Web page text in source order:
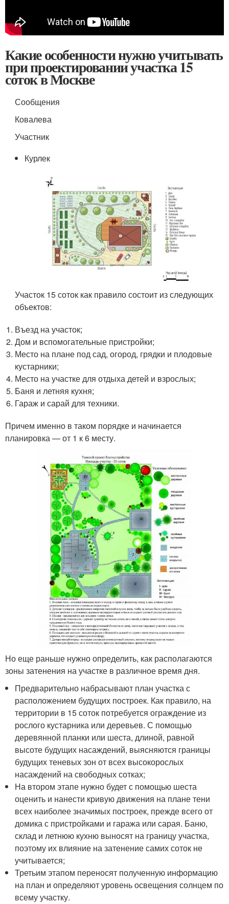
Какие особенности нужно учитывать
при проектировании участка 15
соток в Москве
Сообщения
Ковалева
Участник
Курлек
Участок 15 соток как правило состоит из следующих
объектов:
Въезд на участок;
Дом и вспомогательные пристройки;
Место на плане под сад, огород, грядки и плодовые
кустарники;
Место на участке для отдыха детей и взрослых;
Баня и летняя кухня;
Гараж и сарай для техники.
Причем именно в таком порядке и начинается
планировка — от 1 к 6 месту.
Но еще раньше нужно определить, как располагаются
зоны затенения на участке в различное время дня.
Предварительно набрасывают план участка с
расположением будущих построек. Как правило, на
территории в 15 соток потребуется ограждение из
рослого кустарника или деревьев. С помощью
деревянной планки или шеста, длиной, равной
высоте будущих насаждений, выясняются границы
будущих теневых зон от всех высокорослых
насаждений на свободных сотках;
На втором этапе нужно будет с помощью шеста
оценить и нанести кривую движения на плане тени
всех наиболее значимых построек, прежде всего от
домика с пристройками и гаража или сарая. Баню,
склад и летнюю кухню выносят на границу участка,
поэтому их влияние на затенение самих соток не
учитывается;
Третьим этапом переносят полученную информацию
на план и определяют уровень освещения солнцем по
всему участку.